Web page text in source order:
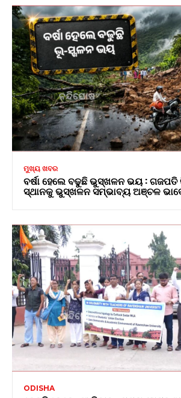
ମୁଖ୍ୟ ଖବର
ବର୍ଷା ହେଲେ ବଢୁଛି ଭୁସ୍ଖଳନ ଭୟ : ଗଜପତି
ସ୍ଥାନକୁ ଭୁସ୍ଖଳନ ସମ୍ଭାବ୍ୟ ଅଞ୍ଚଳ
ODISHA